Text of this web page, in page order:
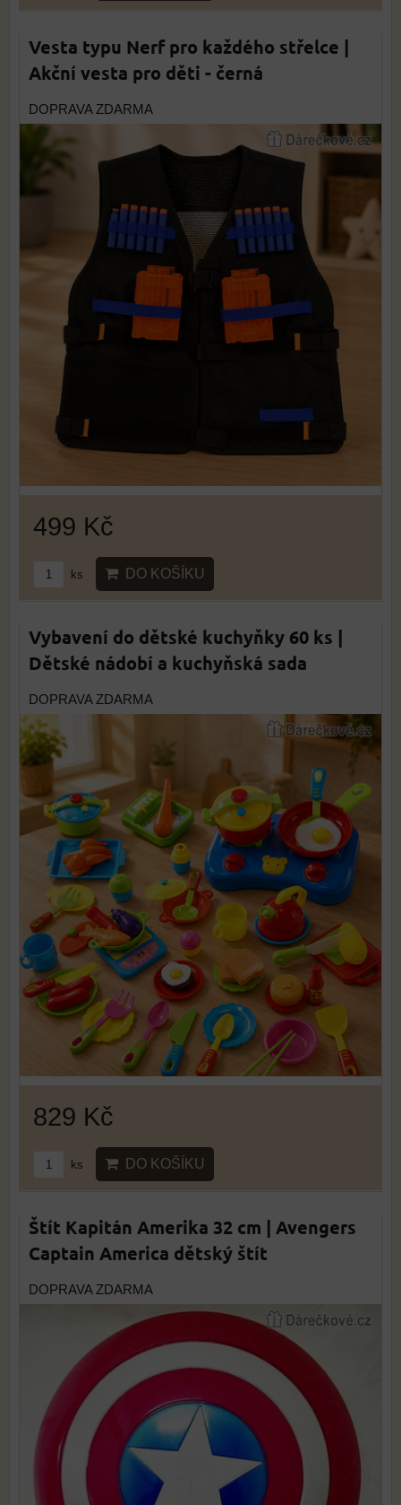
Vesta typu Nerf pro každého střelce |
Akční vesta pro děti - černá
DOPRAVA ZDARMA
499 Kč
ks DO KOŠÍKU
Vybavení do dětské kuchyňky 60 ks |
Dětské nádobí a kuchyňská sada
DOPRAVA ZDARMA
829 Kč
ks DO KOŠÍKU
Štít Kapitán Amerika 32 cm | Avengers
Captain America dětský štít
DOPRAVA ZDARMA